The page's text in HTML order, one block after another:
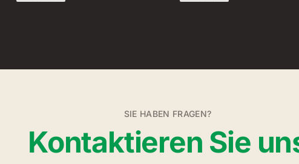
SIE HABEN FRAGEN?
Kontaktieren Sie